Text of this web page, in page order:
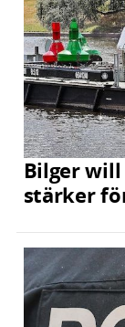
Bilger
stärker